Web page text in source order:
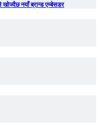
नयाँ ब्रान्ड एम्बेसडर